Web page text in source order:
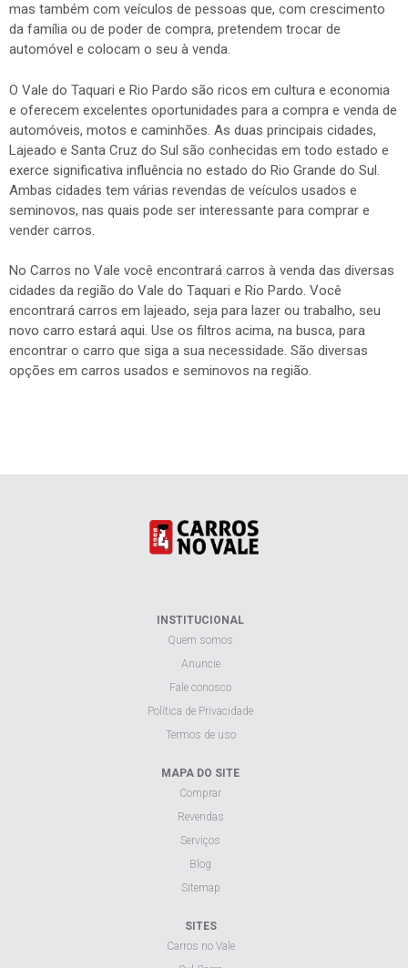
mas também com veículos de pessoas que, com crescimento
da família ou de poder de compra, pretendem trocar de
automóvel e colocam o seu à venda.
O Vale do Taquari e Rio Pardo são ricos em cultura e economia
e oferecem excelentes oportunidades para a compra e venda de
automóveis, motos e caminhões. As duas principais cidades,
Lajeado e Santa Cruz do Sul são conhecidas em todo estado e
exerce significativa influência no estado do Rio Grande do Sul.
Ambas cidades tem várias revendas de veículos usados e
seminovos, nas quais pode ser interessante para comprar e
vender carros.
No Carros no Vale você encontrará carros à venda das diversas
cidades da região do Vale do Taquari e Rio Pardo. Você
encontrará carros em lajeado, seja para lazer ou trabalho, seu
novo carro estará aqui. Use os filtros acima, na busca, para
encontrar o carro que siga a sua necessidade. São diversas
opções em carros usados e seminovos na região.
INSTITUCIONAL
Quem somos
Anuncie
Fale conosco
Política de Privacidade
Termos de uso
MAPA DO SITE
Comprar
Revendas
Serviços
Blog
Sitemap
SITES
Carros no Vale